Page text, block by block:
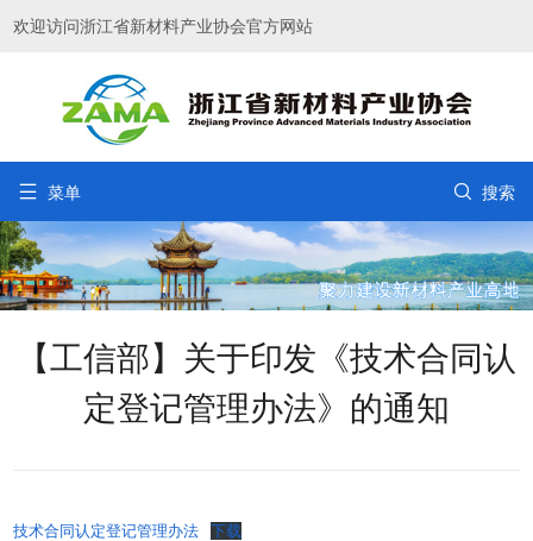
欢迎访问浙江省新材料产业协会官方网站
 菜单  搜索
【工信部】关于印发《技术合同认
定登记管理办法》的通知
技术合同认定登记管理办法 下载